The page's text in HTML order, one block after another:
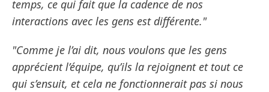
temps, ce qui fait que la cadence de nos
interactions avec les gens est différente."
"Comme je l’ai dit, nous voulons que les gens
apprécient l’équipe, qu’ils la rejoignent et tout ce
qui s’ensuit, et cela ne fonctionnerait pas si nous